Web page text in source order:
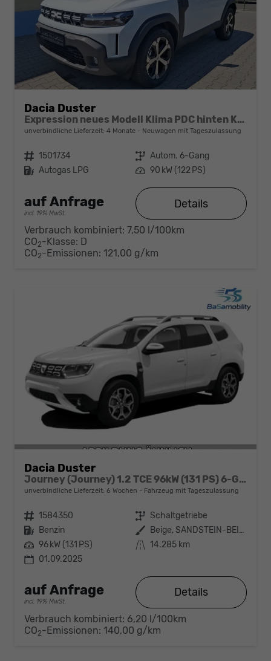
Dacia Duster
Expression neues Modell Klima PDC hinten Kamera Tempomat 17 Zoll Leichtmetallf.
unverbindliche Lieferzeit: 4 Monate Neuwagen mit Tageszulassung
Fahrzeugnr. 1501734 Getriebe Autom. 6-Gang
Kraftstoff Autogas LPG Leistung 90 kW (122 PS)
auf Anfrage
incl. 19% MwSt.
Details
Verbrauch kombiniert: 7,50 l/100km
CO2-Klasse: D
CO2-Emissionen: 121,00 g/km
Dacia Duster
Journey (Journey) 1.2 TCE 96kW (131 PS) 6-Gang Schaltgetriebe
unverbindliche Lieferzeit: 6 Wochen Fahrzeug mit Tageszulassung
Fahrzeugnr. 1584350 Getriebe Schaltgetriebe
Kraftstoff Benzin Außenfarbe
Beige, SANDSTEIN-BEIGE (TEHNV)
Leistung 96 kW (131 PS) Kilometerstand 14.285 km
01.09.2025
auf Anfrage
incl. 19% MwSt.
Details
Verbrauch kombiniert: 6,20 l/100km
CO2-Emissionen: 140,00 g/km